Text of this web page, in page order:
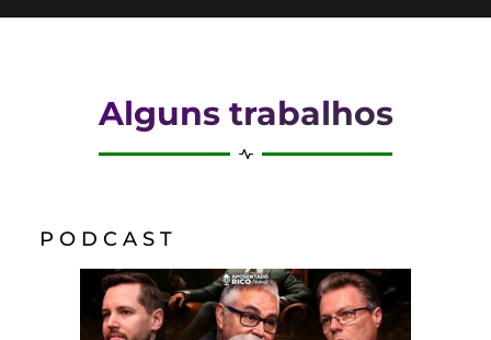
Alguns trabalhos
P O D C A S T